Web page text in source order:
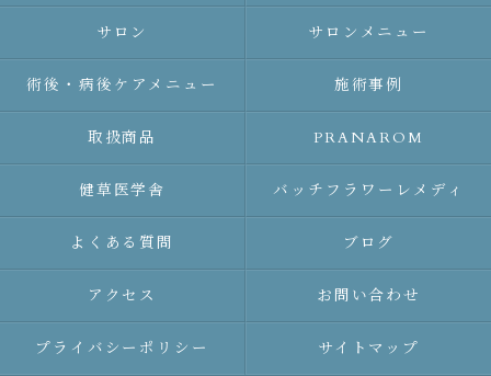
サロン サロンメニュー
術後・病後ケアメニュー 施術事例
取扱商品 PRANAROM
健草医学舎 バッチフラワーレメディ
よくある質問 ブログ
アクセス お問い合わせ
プライバシーポリシー サイトマップ